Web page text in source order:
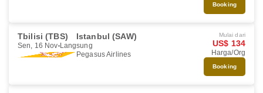
Booking
Tbilisi (TBS) Istanbul (SAW)
Sen, 16 Nov Langsung
Pegasus Airlines
Mulai dari
US$ 134
Harga/Org
Booking